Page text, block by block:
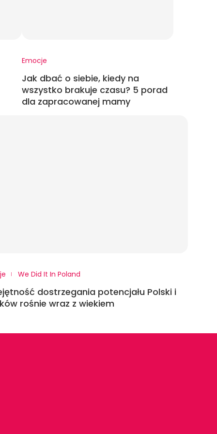
Emocje
Jak dbać o siebie, kiedy na
wszystko brakuje czasu? 5 porad
dla zapracowanej mamy
We Did It In Poland
dostrzegania potencjału Polski i
rośnie wraz z wiekiem